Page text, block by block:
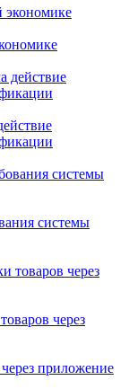
системы
через